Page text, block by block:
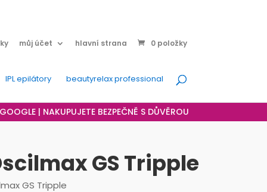
můj účet hlavní strana 0 položky
IPL epilátory beautyrelax professional
| NAKUPUJETE BEZPEČNĚ S DŮVĚROU
GS Tripple
GS Tripple